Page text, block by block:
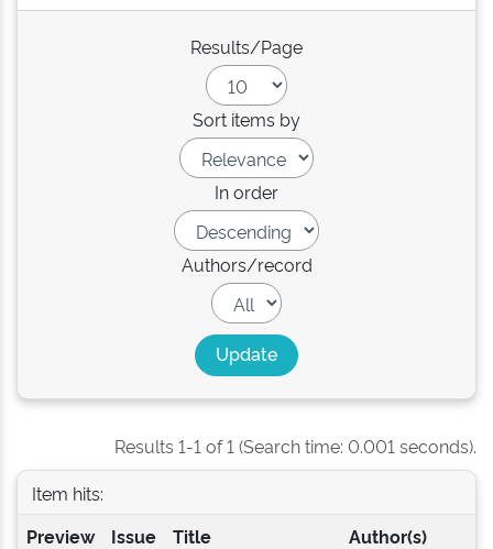
Results/Page
Sort items by
In order
Authors/record
Results 1-1 of 1 (Search time: 0.001 seconds).
Item hits:
Preview
Issue
Title Author(s)